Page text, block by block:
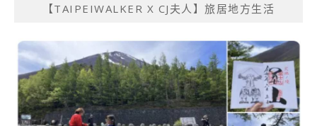
【TAIPEIWALKER X CJ夫人】旅居地方生活